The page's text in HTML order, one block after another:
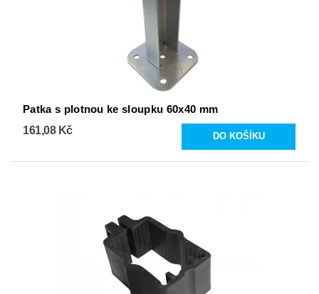
Patka s plotnou ke sloupku 60x40 mm
161,08 Kč